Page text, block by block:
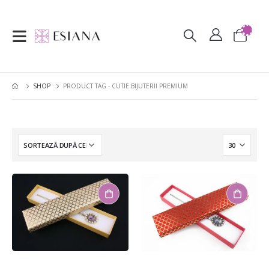
SHOP PRODUCT TAG - CUTIE BIJUTERII PREMIUM